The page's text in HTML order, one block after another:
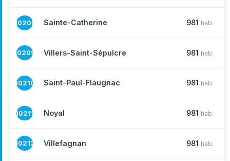
10208 Sainte-Catherine 981 hab.
10209 Villers-Saint-Sépulcre 981 hab.
10210 Saint-Paul-Flaugnac 981 hab.
10211 Noyal 981 hab.
10212 Villefagnan 981 hab.